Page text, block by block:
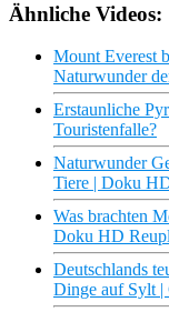
Ähnliche Videos:
Mount Everest
Naturwunder
Erstaunliche
Touristenfalle?
Naturwunder
Tiere | Doku
Was brachten
Doku HD
Deutschlands
Dinge auf Sylt |